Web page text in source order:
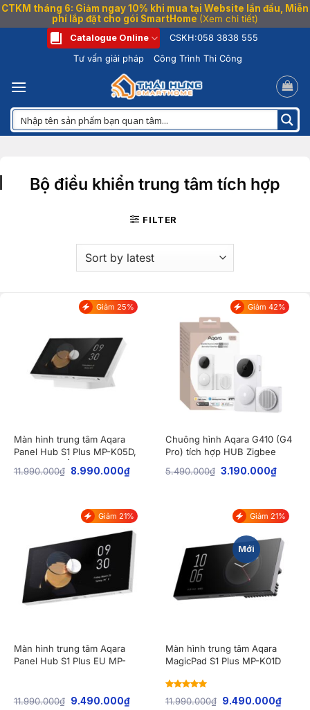
CTKM tháng 6: Giảm ngay 10% khi mua tại Website lần đầu, Miễn
phí lắp đặt cho gói SmartHome (Xem chi tiết)
dung
Catalogue Online CSKH:058 3838 555
Tư vấn giải pháp
Công Trình Thi Công
Bộ điều khiển trung tâm tích hợp
FILTER
Giảm 25%
Màn hình trung tâm Aqara
Panel Hub S1 Plus MP-K05D,
11.990.000₫ 8.990.000₫
Giảm 42%
Chuông hình Aqara G410 (G4
Pro) tích hợp HUB Zigbee
5.490.000₫ 3.190.000₫
Giảm 21%
Màn hình trung tâm Aqara
Panel Hub S1 Plus EU MP-
11.990.000₫ 9.490.000₫
Giảm 21%
Mới
Màn hình trung tâm Aqara
MagicPad S1 Plus MP-K01D
Rated 5
out
of 5
11.990.000₫ 9.490.000₫